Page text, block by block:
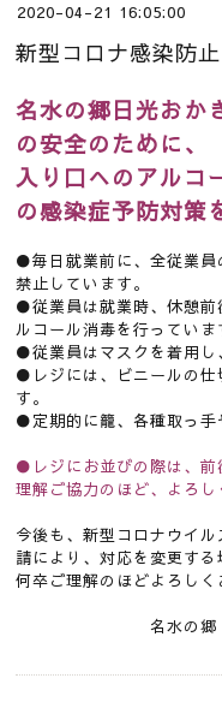
2020-04-21 16:05:00
新型コロナ感染防
名水の郷日光おか
の安全のために、
入り口へのアルコ
の感染症予防対策
●毎日就業前に、全従業員
禁止しています。
●従業員は就業時、休憩前
ルコール消毒を行っていま
●従業員はマスクを着用し
●レジには、ビニールの仕
す。
●定期的に籠、各種取っ手
●レジにお並びの際は、前
理解ご協力のほど、よろし
今後も、新型コロナウイ
請により、対応を変更する
何卒ご理解のほどよろしく
名水の郷 日光